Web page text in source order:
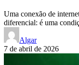
Uma conexão de
diferencial: é uma
Algar
7 de abril de 2026